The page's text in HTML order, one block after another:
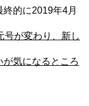
的に2019年4月
号が変わり、新し
気になるところ